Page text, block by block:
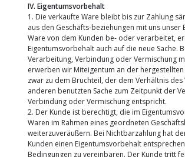
IV. Eigentumsvorbehalt
1. Die verkaufte Ware bleibt bis zur Zahlung
aus den Geschäfts-beziehungen mit uns unser
Ware von dem Kunden be- oder verarbeitet,
Eigentumsvorbehalt auch auf die neue Sache.
Verarbeitung, Verbindung oder Vermischung
erwerben wir Miteigentum an der hergestellten
zwar zu dem Bruchteil, der dem Verhältnis
anderen benutzten Sache zum Zeitpunkt der
Verbindung oder Vermischung entspricht.
2. Der Kunde ist berechtigt, die im
Waren im Rahmen eines geordneten
weiterzuveräußern. Bei Nichtbarzahlung hat
Kunden einen Eigentumsvorbehalt
Bedingungen zu vereinbaren. Der Kunde tritt